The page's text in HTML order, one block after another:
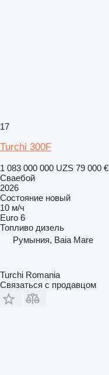
17
Turchi 300F
1 083 000 000 UZS 79 000 €
Сваебой
2026
Состояние новый
10 м/ч
Euro 6
Топливо дизель
Румыния, Baia Mare
Turchi Romania
Связаться с продавцом